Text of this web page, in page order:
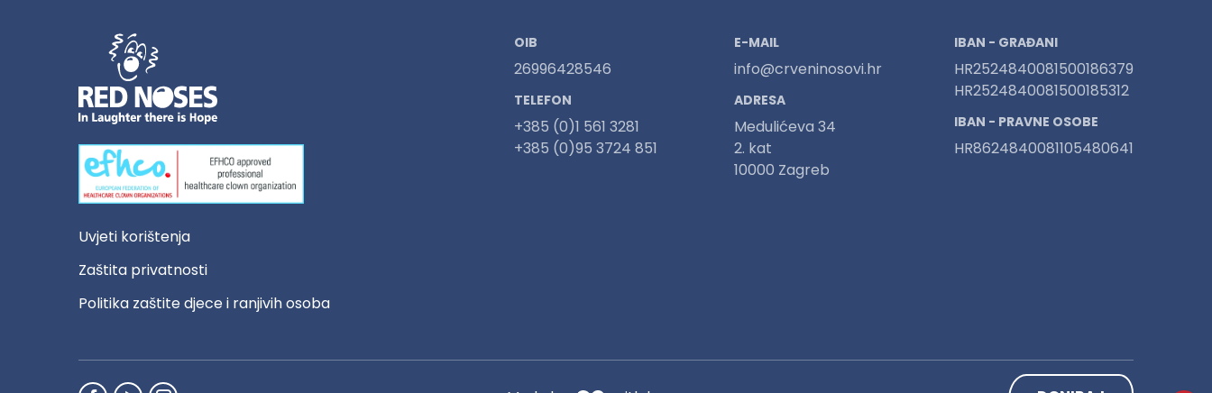
Uvjeti korištenja
Zaštita privatnosti
Politika zaštite djece i ranjivih osoba
OIB
26996428546
TELEFON
+385 (0)1 561 3281
+385 (0)95 3724 851
E-MAIL
info@crveninosovi.hr
ADRESA
Medulićeva 34
2. kat
10000 Zagreb
IBAN - GRAĐANI
HR2524840081500186379
HR2524840081500185312
IBAN - PRAVNE OSOBE
HR8624840081105480641